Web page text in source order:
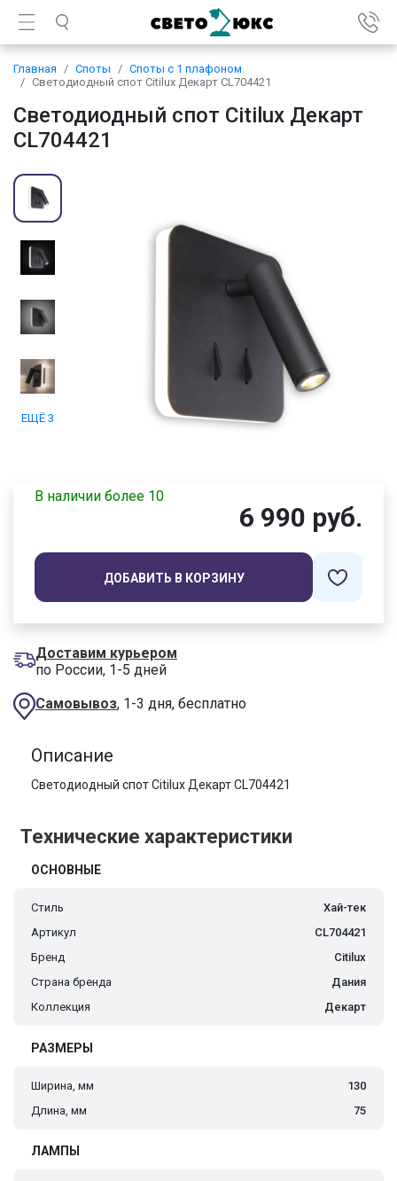
Главная Споты
Споты с 1 плафоном
Светодиодный спот Citilux Декарт CL704421
Светодиодный спот Citilux Декарт
CL704421
ЕЩЁ 3
В наличии более 10
6 990 руб.
ДОБАВИТЬ В КОРЗИНУ
Доставим курьером
по России, 1-5 дней
Самовывоз, 1-3 дня, бесплатно
Описание
Светодиодный спот Citilux Декарт CL704421
Технические характеристики
ОСНОВНЫЕ
Стиль
Хай-тек
Артикул
CL704421
Бренд
Citilux
Страна бренда
Дания
Коллекция
Декарт
РАЗМЕРЫ
Ширина, мм
130
Длина, мм
75
ЛАМПЫ